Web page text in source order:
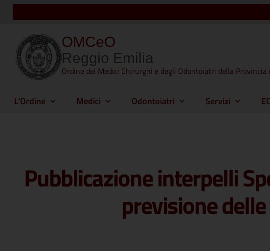
OMCeO
Reggio Emilia
Ordine dei Medici Chirurghi e degli Odontoiatri della Provincia
L’Ordine Medici Odontoiatri Servizi
Pubblicazione interpelli
previsione